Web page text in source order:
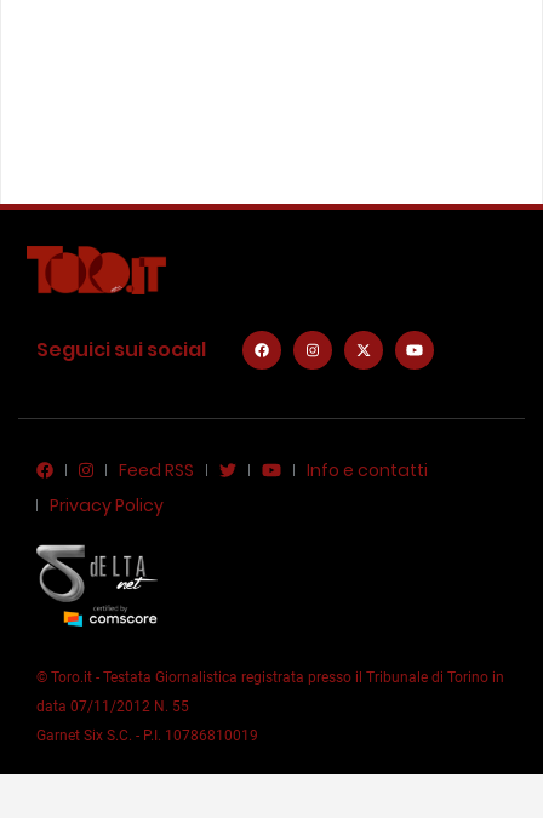
Seguici sui social
Feed RSS
Info e contatti
Privacy Policy
© Toro.it - Testata Giornalistica registrata presso il Tribunale di Torino in
data 07/11/2012 N. 55
Garnet Six S.C. - P.I. 10786810019